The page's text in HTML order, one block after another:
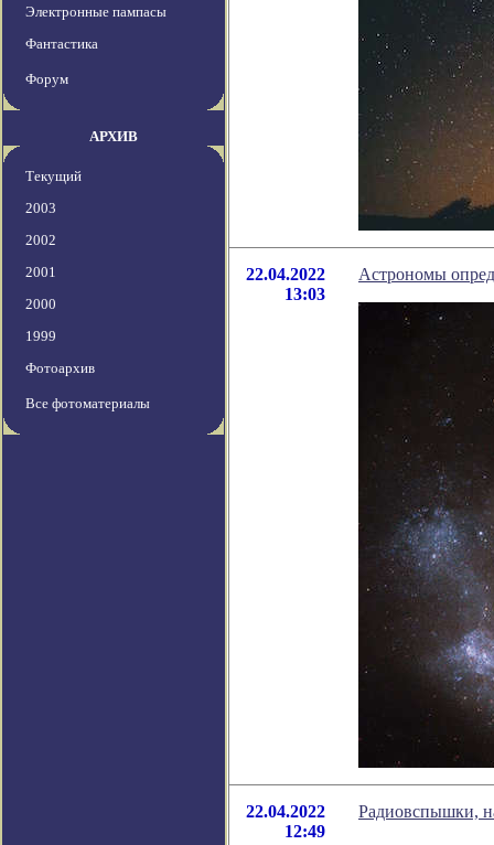
Электронные пампасы
Фантастика
Форум
АРХИВ
Текущий
2003
2002
2001
2000
1999
Фотоархив
Все фотоматериалы
22.04.2022
13:03
Астрономы
22.04.2022
12:49
Радиовспышки,